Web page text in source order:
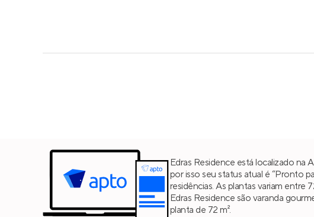
Edras Residence está localizado na
por isso seu status atual é “Pronto
residências. As plantas variam entre
Edras Residence são varanda
planta de 72 m².